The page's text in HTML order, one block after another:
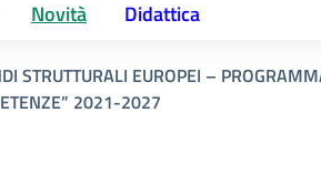
Novità Didattica
STRUTTURALI EUROPEI –
2021-2027